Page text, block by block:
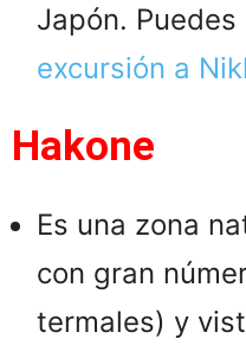
Japón.
excursión a
Hakone
Es una zona
con gran
termales) y